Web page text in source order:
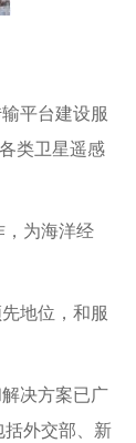
平台建设服
类卫星遥感
为海洋经
地位，和服
决方案已广
外交部、新